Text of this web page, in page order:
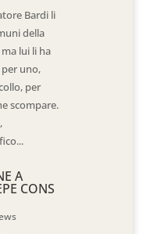
Bardi li
della
lui li ha
uno,
per
scompare.
A
CONS